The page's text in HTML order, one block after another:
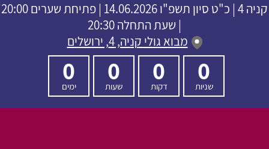
קניה 4 | כ"ט סיון תשפ"ו
14.06.2026 | פתיחת שערים 20:00
| שעת התחלה 20:30
מבוא גולי קניה, 4, ירושלים
0
שניות
0
דקות
0
שעות
0
ימים